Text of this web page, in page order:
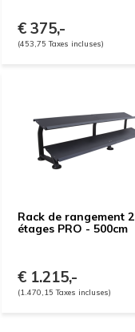
€ 375,-
(453,75 Taxes incluses)
Rack de rangement 2
étages PRO - 500cm
€ 1.215,-
(1.470,15 Taxes incluses)